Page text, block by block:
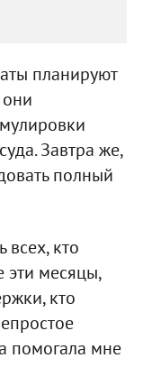
планируют
Завтра же,
полный
всех, кто
эти месяцы,
кто
помогала мне